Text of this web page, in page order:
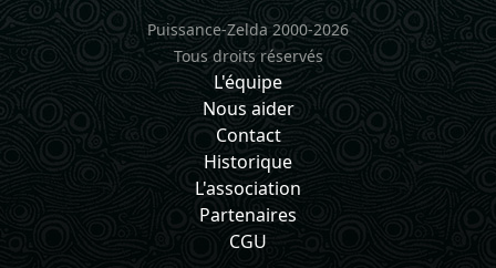
Puissance-Zelda 2000-2026
Tous droits réservés
L'équipe
Nous aider
Contact
Historique
L'association
Partenaires
CGU